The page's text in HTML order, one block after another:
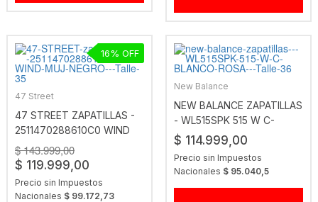
47 Street
47 STREET ZAPATILLAS -
2511470288610C0 WIND
MUJ NEGRO
$ 143.999,00
$ 119.999,00
Precio sin Impuestos
Nacionales $ 99.172,73
16
New Balance
NEW BALANCE ZAPATILLAS
- WL515SPK 515 W C-
BLANCO-ROSA
$ 114.999,00
Precio sin Impuestos
Nacionales $ 95.040,5